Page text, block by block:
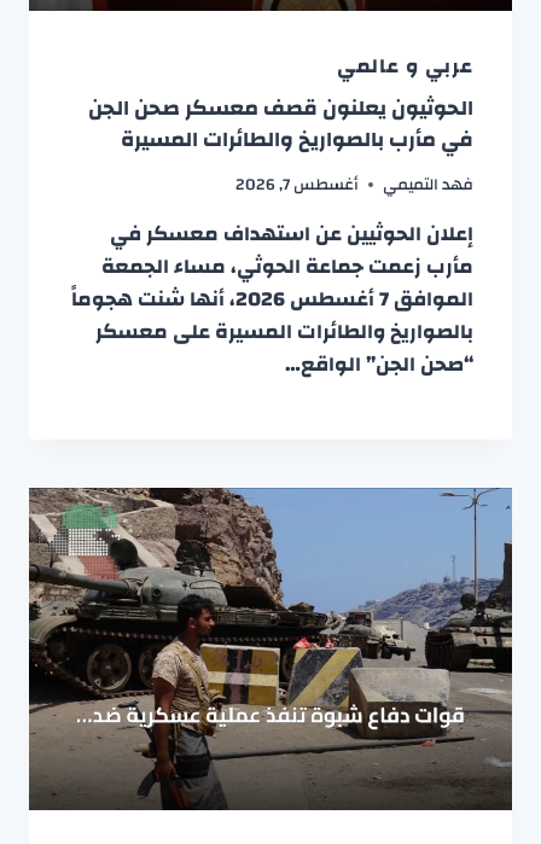
عربي و عالمي
الحوثيون يعلنون قصف معسكر صحن الجن
في مأرب بالصواريخ والطائرات المسيرة
فهد التميمي أغسطس 7, 2026
إعلان الحوثيين عن استهداف معسكر في
مأرب زعمت جماعة الحوثي، مساء الجمعة
الموافق 7 أغسطس 2026، أنها شنت هجوماً
بالصواريخ والطائرات المسيرة على معسكر
“صحن الجن” الواقع…